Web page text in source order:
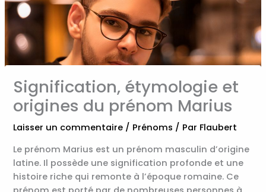
Signification, étymologie et
origines du prénom Marius
Laisser un commentaire / Prénoms / Par Flaubert
Le prénom Marius est un prénom masculin d’origine
latine. Il possède une signification profonde et une
histoire riche qui remonte à l’époque romaine. Ce